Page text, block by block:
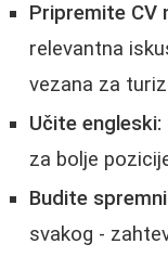
Pripremite CV
relevantna
vezana za
Učite engleski:
za bolje
Budite
svakog -